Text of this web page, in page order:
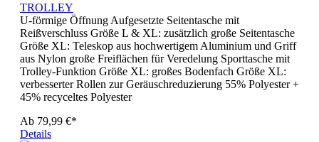
TROLLEY
U-förmige Öffnung Aufgesetzte Seitentasche mit
Reißverschluss Größe L & XL: zusätzlich große Seitentasche
Größe XL: Teleskop aus hochwertigem Aluminium und Griff
aus Nylon große Freiflächen für Veredelung Sporttasche mit
Trolley-Funktion Größe XL: großes Bodenfach Größe XL:
verbesserter Rollen zur Geräuschreduzierung 55% Polyester +
45% recyceltes Polyester
Ab 79,99 €*
Details